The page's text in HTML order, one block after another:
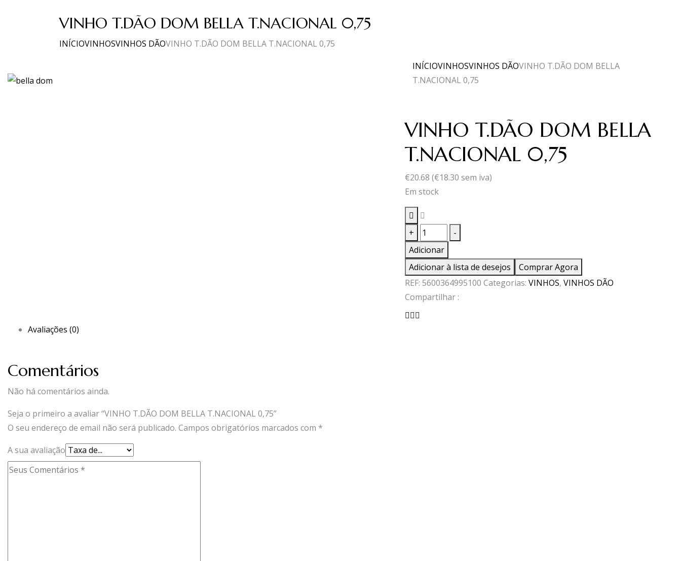
VINHO T.DÃO DOM BELLA T.NACIONAL 0,75
INÍCIOVINHOSVINHOS DÃOVINHO T.DÃO DOM BELLA T.NACIONAL 0,75
INÍCIOVINHOSVINHOS DÃOVINHO T.DÃO DOM BELLA
T.NACIONAL 0,75
VINHO T.DÃO DOM BELLA
T.NACIONAL 0,75
€20.68 (€18.30 sem iva)
Em stock
+
Quantidade
de
VINHO
T.DÃO
DOM
BELLA
-
Adicionar
Adicionar à lista de desejos
Comprar Agora
REF: 5600364995100 Categorias: VINHOS, VINHOS DÃO
Compartilhar :
Avaliações (0)
Comentários
Não há comentários ainda.
Seja o primeiro a avaliar “VINHO T.DÃO DOM BELLA T.NACIONAL 0,75”
O seu endereço de email não será publicado. Campos obrigatórios marcados com *
A sua avaliação